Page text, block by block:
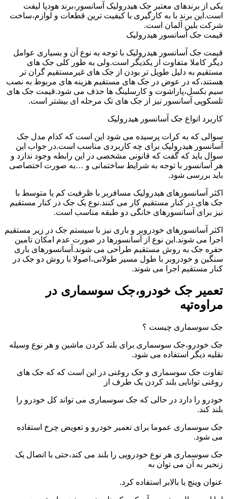
یکی از برندهای معتبر جک هیدرولیک آسانسور،برند هودپا لیفت
است.این برند با به کارگیری با کیفیت ترین قطعات و لوازم،ساخت
شرکت بلین آلمان است.
قیمت جک آسانسور هیدرولیک
قیمت جک آسانسور هیدرولیک با توجه به نوع آن و بسیاری عوامل
دیگر کاملا متفاوت از یکدیگر است.ولی به طور کلی جک های
مستقیم به دلیل طویل تر بودن از جک های غیرمستقیم گران تر
هستند،که در عوض در جک های مستقیم هزینه های مربوط به نصب
سیم بکسل،پاراشوت و کارسلینگ ها حذف می شود.قیمت جک های
تلسکوپی آسانسور نیز از جک های تک مرحله ای بیشتر است.
کاربرد انواع جک آسانسور هیدرولیک
سوالی که به کرات پرسیده می شود این است که کدام مدل جک
آسانسور هیدرولیک برای چه کاربردی مناسب است.در جواب این
سوال باید که گفت که قانونی مشخصی در این رابطه وجود ندارد و
هر آسانسور با توجه به شرایط ساختمانی و …به صورت اختصاصی
باید بررسی شود.
اکثر آسانسورهای هیدرولیک مسافربر با ظرفیت کم یا متوسط با
جک های در کنار مستقیم کار می کنند.نوع یک جک در کنار مستقیم
نیز برای آسانسورهای خانگی دو طبقه مناسب است.
اکثر آسانسورهای خودروبر و باری نیز با سیستم جک در زیر مستقیم
اجرا می شوند.این نوع از آسانسورها در صورت عدم امکان تامین
حفره جک به روش مستقیم طراحی می شوند.آسانسورهای باری
سنگین و خودروبر با طول مسیر طولانی،اصولا با روش دو جک در
کنار مستقیم اجرا می شوند.
تعمیر جک خودرو،جک سوسماری در
مراوه‌تپه
جک سوسماری چیست ؟
جک خودرو،جک سوسماری برای بلند کردن ماشین و هر نوع وسیله
نقلیه دیگر استفاده می شود.
تفاوت جک سوسماری و جک روغنی در این است که که جک های
روغنی توانایی بلند کردن یک طرف از
خودرو را دارد در حالی که جک سوسماری می تواند کل خودرو را
بلند کند.
جک سوسماری عموما برای تعمیر خودرو و تعویض چرخ استفاده
می شود.
جک سوسماری هر نوع خودرویی را بلند می کند،حتی با اتصال یک
زنجیر به آن می توان به
عنوان وینچ یا بالابر استفاده کرد.